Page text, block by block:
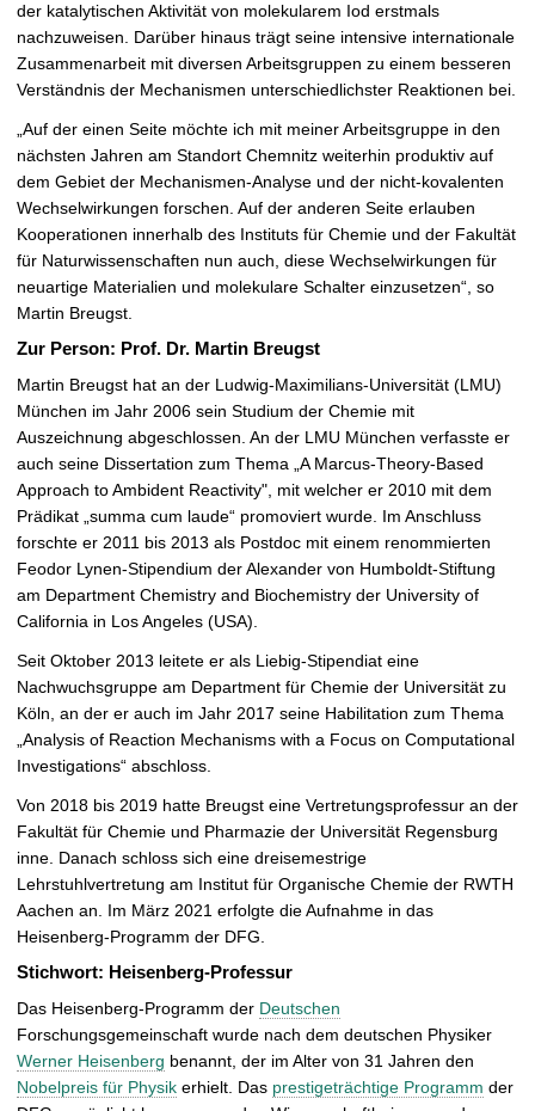
der katalytischen Aktivität von molekularem Iod erstmals
nachzuweisen. Darüber hinaus trägt seine intensive internationale
Zusammenarbeit mit diversen Arbeitsgruppen zu einem besseren
Verständnis der Mechanismen unterschiedlichster Reaktionen bei.
„Auf der einen Seite möchte ich mit meiner Arbeitsgruppe in den
nächsten Jahren am Standort Chemnitz weiterhin produktiv auf
dem Gebiet der Mechanismen-Analyse und der nicht-kovalenten
Wechselwirkungen forschen. Auf der anderen Seite erlauben
Kooperationen innerhalb des Instituts für Chemie und der Fakultät
für Naturwissenschaften nun auch, diese Wechselwirkungen für
neuartige Materialien und molekulare Schalter einzusetzen“, so
Martin Breugst.
Zur Person: Prof. Dr. Martin Breugst
Martin Breugst hat an der Ludwig-Maximilians-Universität (LMU)
München im Jahr 2006 sein Studium der Chemie mit
Auszeichnung abgeschlossen. An der LMU München verfasste er
auch seine Dissertation zum Thema „A Marcus-Theory-Based
Approach to Ambident Reactivity", mit welcher er 2010 mit dem
Prädikat „summa cum laude“ promoviert wurde. Im Anschluss
forschte er 2011 bis 2013 als Postdoc mit einem renommierten
Feodor Lynen-Stipendium der Alexander von Humboldt-Stiftung
am Department Chemistry and Biochemistry der University of
California in Los Angeles (USA).
Seit Oktober 2013 leitete er als Liebig-Stipendiat eine
Nachwuchsgruppe am Department für Chemie der Universität zu
Köln, an der er auch im Jahr 2017 seine Habilitation zum Thema
„Analysis of Reaction Mechanisms with a Focus on Computational
Investigations“ abschloss.
Von 2018 bis 2019 hatte Breugst eine Vertretungsprofessur an der
Fakultät für Chemie und Pharmazie der Universität Regensburg
inne. Danach schloss sich eine dreisemestrige
Lehrstuhlvertretung am Institut für Organische Chemie der RWTH
Aachen an. Im März 2021 erfolgte die Aufnahme in das
Heisenberg-Programm der DFG.
Stichwort: Heisenberg-Professur
Das Heisenberg-Programm der Deutschen
Forschungsgemeinschaft wurde nach dem deutschen Physiker
Werner Heisenberg benannt, der im Alter von 31 Jahren den
Nobelpreis für Physik erhielt. Das prestigeträchtige Programm der